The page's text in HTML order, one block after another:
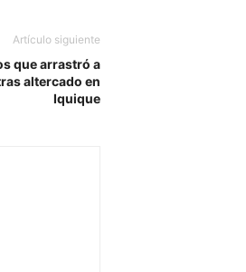
Artículo siguiente
que arrastró a
altercado en
Iquique